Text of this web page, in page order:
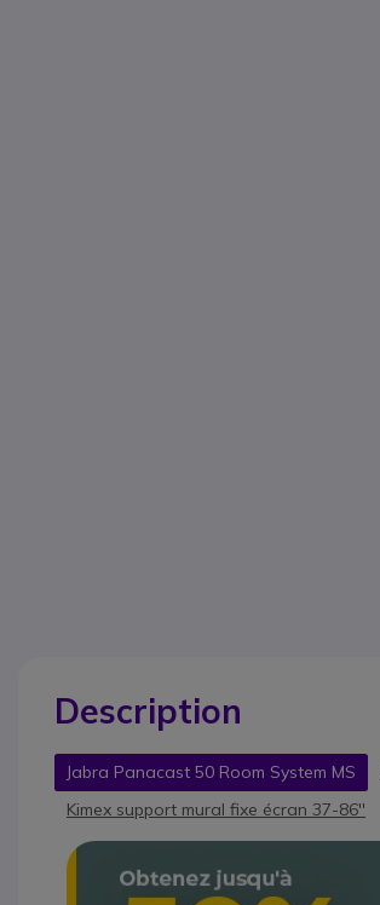
Description
Jabra Panacast 50 Room System MS
Kimex support mural fixe écran 37-86''